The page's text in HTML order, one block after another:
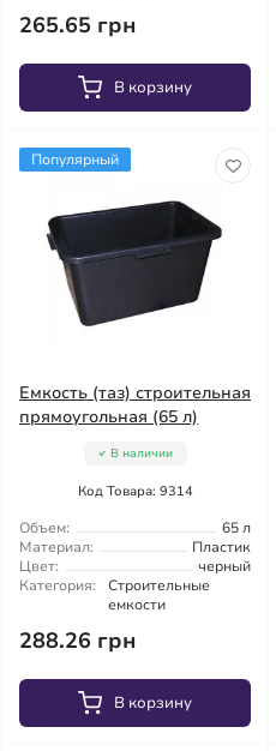
265.65 грн
В корзину
Популярный
Емкость (таз) строительная
прямоугольная (65 л)
В наличии
Код Товара: 9314
Объем:
65 л
Материал:
Пластик
Цвет:
черный
Категория:
Строительные
емкости
288.26 грн
В корзину